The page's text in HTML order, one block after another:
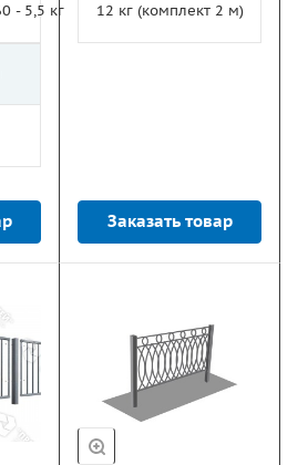
- 5,5 кг 12 кг (комплект 2 м)
Заказать товар